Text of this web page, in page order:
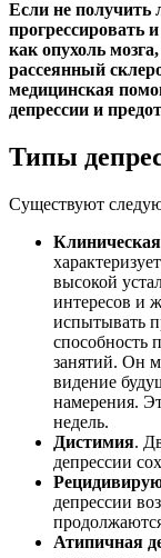
Если не получить
прогрессировать
как опухоль
рассеянный
медицинская
депрессии и
Типы
Существуют
высокой
интересов и
испытывать
способность
занятий. Он
видение
намерения.
недель.
Дистимия.
депрессии
депрессии
Атипичная